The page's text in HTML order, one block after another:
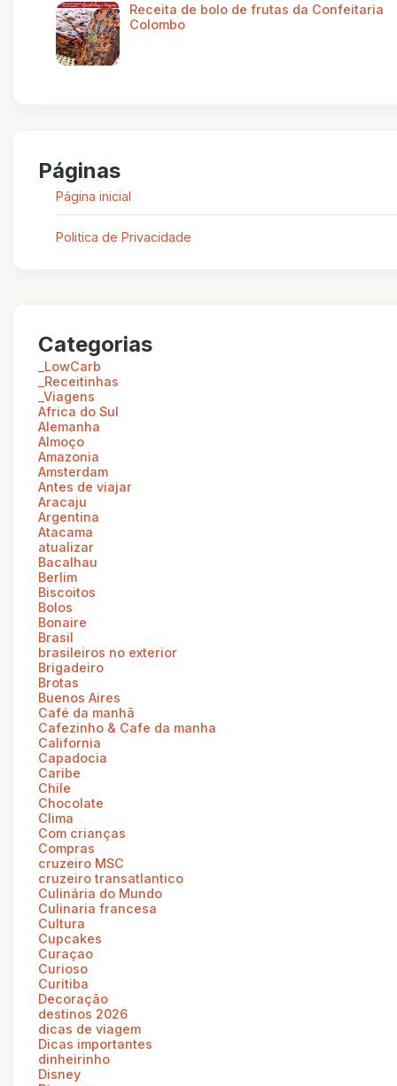
Receita de bolo de frutas da Confeitaria
Colombo
Páginas
Página inicial
Politica de Privacidade
Categorias
_LowCarb
_Receitinhas
_Viagens
Africa do Sul
Alemanha
Almoço
Amazonia
Amsterdam
Antes de viajar
Aracaju
Argentina
Atacama
atualizar
Bacalhau
Berlim
Biscoitos
Bolos
Bonaire
Brasil
brasileiros no exterior
Brigadeiro
Brotas
Buenos Aires
Café da manhã
Cafezinho & Cafe da manha
California
Capadocia
Caribe
Chile
Chocolate
Clima
Com crianças
Compras
cruzeiro MSC
cruzeiro transatlantico
Culinária do Mundo
Culinaria francesa
Cultura
Cupcakes
Curaçao
Curioso
Curitiba
Decoração
destinos 2026
dicas de viagem
Dicas importantes
dinheirinho
Disney